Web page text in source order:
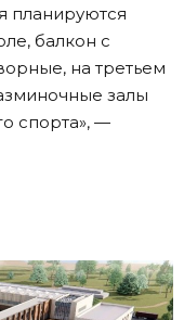
планируются
балкон с
на третьем
залы
спорта», —